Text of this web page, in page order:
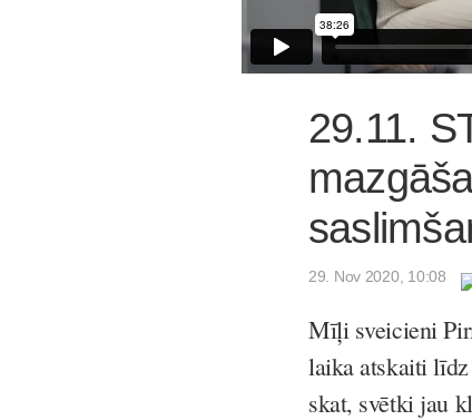
29.11.
29. Nov 2020, 10:08
Mīļi sveicieni
laika atskaiti
skat, svētki jau